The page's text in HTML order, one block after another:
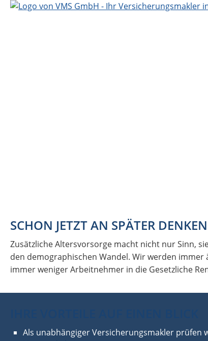
SCHON JETZT AN SPÄTER
Zusätzliche Altersvorsorge macht nicht nur Sinn,
den demographischen Wandel. Wir werden immer
immer weniger Arbeitnehmer in die Gesetzliche
Als unabhängiger Ver­sicherungs­makler prüfen